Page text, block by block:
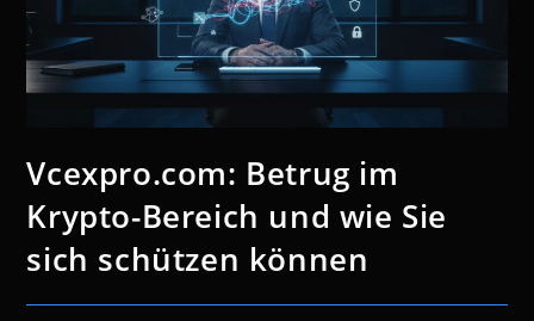
Vcexpro.com: Betrug im
Krypto-Bereich und wie Sie
sich schützen können